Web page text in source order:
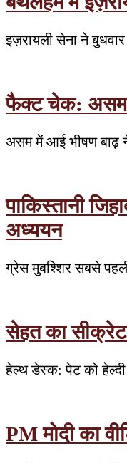
इज़रायली सेना ने
फैक्ट चेक: असम
असम में आई भीषण बाढ़
पाकिस्तानी
अध्ययन
ग्रेस मुबश्शिर सबसे
सेहत का
हेल्थ डेस्क: पेट को
PM मोदी का